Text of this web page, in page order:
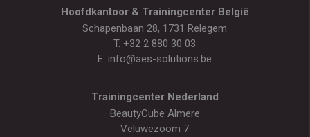
Hoofdkantoor & Trainingcenter België
Schapenbaan 28, 1731 Relegem
T. +32 2 880 30 03
E. info@aes-solutions.be
Trainingcenter Nederland
BeautyCube Almere
Veluwezoom 7